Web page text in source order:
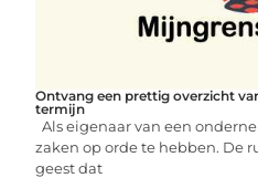
Ontvang een prettig overzicht
termijn
Als eigenaar van een
zaken op orde te hebben. De
geest dat